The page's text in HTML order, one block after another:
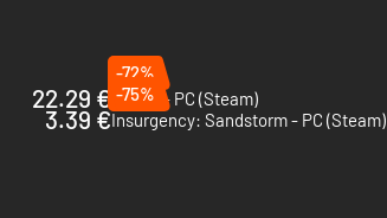
22.29 €
-72%
Squad - PC (Steam)
3.39 €
-75%
Insurgency: Sandstorm - PC (Steam)